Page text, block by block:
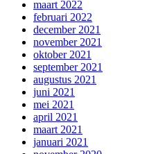
maart 2022
februari 2022
december 2021
november 2021
oktober 2021
september 2021
augustus 2021
juni 2021
mei 2021
april 2021
maart 2021
januari 2021